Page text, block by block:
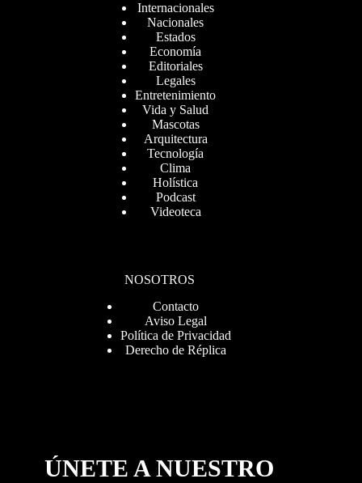
Internacionales
Nacionales
Estados
Economía
Editoriales
Legales
Entretenimiento
Vida y Salud
Mascotas
Arquitectura
Tecnología
Clima
Holística
Podcast
Videoteca
NOSOTROS
Contacto
Aviso Legal
Política de Privacidad
Derecho de Réplica
ÚNETE A NUESTRO